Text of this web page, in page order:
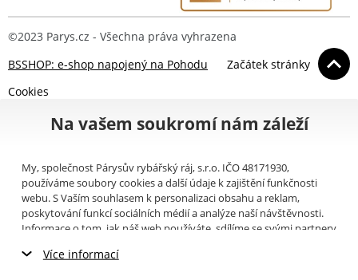
©2023 Parys.cz - Všechna práva vyhrazena
BSSHOP: e-shop napojený na Pohodu
Začátek stránky
Cookies
Na vašem soukromí nám záleží
My, společnost Párysův rybářský ráj, s.r.o. IČO 48171930,
používáme soubory cookies a další údaje k zajištění funkčnosti
webu. S Vaším souhlasem k personalizaci obsahu a reklam,
poskytování funkcí sociálních médií a analýze naší návštěvnosti.
Informace o tom, jak náš web používáte, sdílíme se svými partnery
můžete přečíst, jak tyto informace Google používá. Partneři tyto
Více informací